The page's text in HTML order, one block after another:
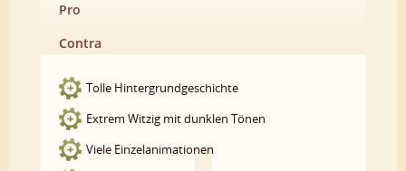
Pro
Contra
Tolle Hintergrundgeschichte
Extrem Witzig mit dunklen Tönen
Viele Einzelanimationen